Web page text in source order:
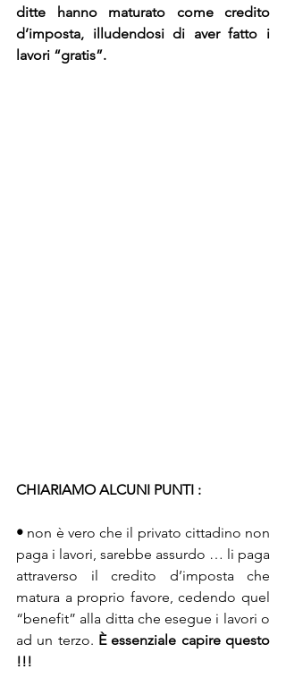
ditte hanno maturato come credito
d’imposta, illudendosi di aver fatto i
lavori “gratis”.
CHIARIAMO ALCUNI PUNTI :
• non è vero che il privato cittadino non
paga i lavori, sarebbe assurdo … li paga
attraverso il credito d’imposta che
matura a proprio favore, cedendo quel
“benefit” alla ditta che esegue i lavori o
ad un terzo. È essenziale capire questo
!!!